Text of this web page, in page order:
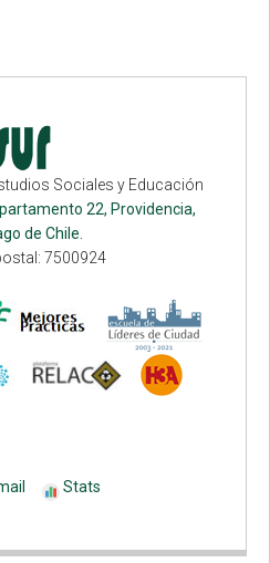
Sociales y Educación
22, Providencia,
de Chile.
7500924
Stats